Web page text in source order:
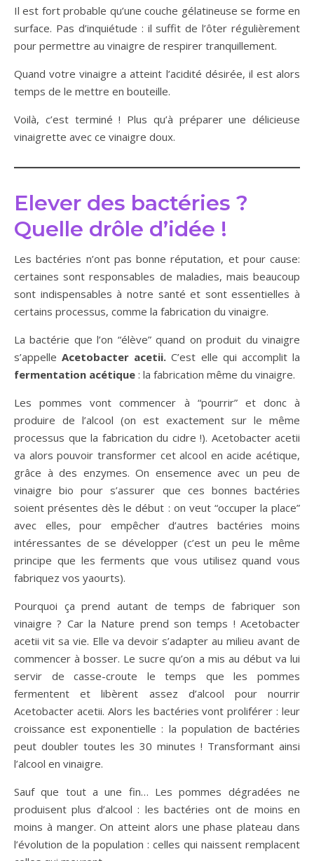
Il est fort probable qu’une couche gélatineuse se forme en
surface. Pas d’inquiétude : il suffit de l’ôter régulièrement
pour permettre au vinaigre de respirer tranquillement.
Quand votre vinaigre a atteint l’acidité désirée, il est alors
temps de le mettre en bouteille.
Voilà, c’est terminé ! Plus qu’à préparer une délicieuse
vinaigrette avec ce vinaigre doux.
Elever des bactéries ?
Quelle drôle d’idée !
Les bactéries n’ont pas bonne réputation, et pour cause:
certaines sont responsables de maladies, mais beaucoup
sont indispensables à notre santé et sont essentielles à
certains processus, comme la fabrication du vinaigre.
La bactérie que l’on “élève” quand on produit du vinaigre
s’appelleAcetobacter acetii. C’est elle qui accomplit la
fermentation acétique : la fabrication même du vinaigre.
Les pommes vont commencer à “pourrir” et donc à
produire de l’alcool (on est exactement sur le même
processus que la fabrication du cidre !). Acetobacter acetii
va alors pouvoir transformer cet alcool en acide acétique,
grâce à des enzymes. On ensemence avec un peu de
vinaigre bio pour s’assurer que ces bonnes bactéries
soient présentes dès le début : on veut “occuper la place”
avec elles, pour empêcher d’autres bactéries moins
intéressantes de se développer (c’est un peu le même
principe que les ferments que vous utilisez quand vous
fabriquez vos yaourts).
Pourquoi ça prend autant de temps de fabriquer son
vinaigre ? Car la Nature prend son temps ! Acetobacter
acetii vit sa vie. Elle va devoir s’adapter au milieu avant de
commencer à bosser. Le sucre qu’on a mis au début va lui
servir de casse-croute le temps que les pommes
fermentent et libèrent assez d’alcool pour nourrir
Acetobacter acetii. Alors les bactéries vont proliférer : leur
croissance est exponentielle : la population de bactéries
peut doubler toutes les 30 minutes ! Transformant ainsi
l’alcool en vinaigre.
Sauf que tout a une fin… Les pommes dégradées ne
produisent plus d’alcool : les bactéries ont de moins en
moins à manger. On atteint alors une phase plateau dans
l’évolution de la population : celles qui naissent remplacent